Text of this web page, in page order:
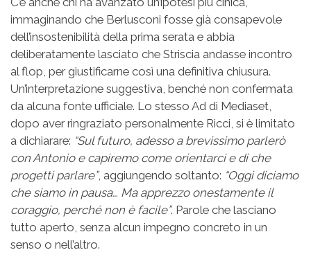
immaginando che Berlusconi fosse già consapevole
dell’insostenibilità della prima serata e abbia
deliberatamente lasciato che Striscia andasse incontro
al flop, per giustificarne così una definitiva chiusura.
Un’interpretazione suggestiva, benché non confermata
da alcuna fonte ufficiale. Lo stesso Ad di Mediaset,
dopo aver ringraziato personalmente Ricci, si è limitato
a dichiarare: “Sul futuro, adesso a brevissimo parlerò
con Antonio e capiremo come orientarci e di che
progetti parlare”, aggiungendo soltanto: “Oggi diciamo
che siamo in pausa… Ma apprezzo onestamente il
coraggio, perché non è facile”. Parole che lasciano
tutto aperto, senza alcun impegno concreto in un
senso o nell’altro.